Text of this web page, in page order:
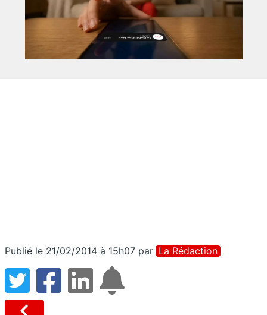
Publié le 21/02/2014 à 15h07 par La Rédaction